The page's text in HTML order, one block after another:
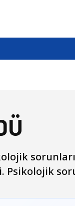
Psikolojik